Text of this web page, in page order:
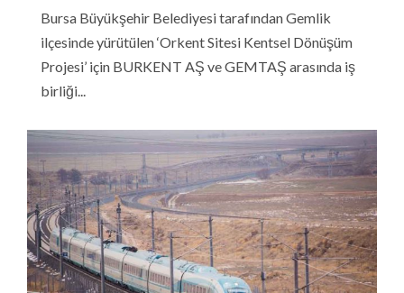
Bursa Büyükşehir Belediyesi tarafından Gemlik
ilçesinde yürütülen ‘Orkent Sitesi Kentsel Dönüşüm
Projesi’ için BURKENT AŞ ve GEMTAŞ arasında iş
birliği...